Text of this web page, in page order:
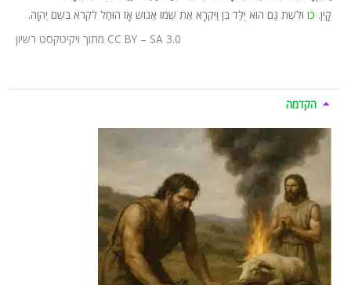
קָיִן. כו וּלְשֵׁת גַּם הוּא יֻלַּד בֵּן וַיִּקְרָא אֶת שְׁמוֹ אֱנוֹשׁ אָז הוּחַל לִקְרֹא בְּשֵׁם יְהוָה.
מתוך ויקיטקסט רשיון CC BY – SA 3.0
הקדמה